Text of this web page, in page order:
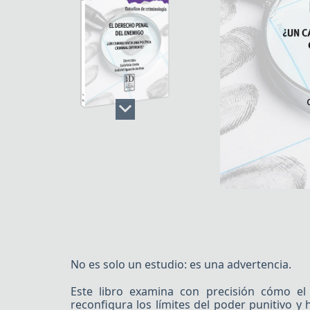
No es solo un estudio: es una advertencia.
Este libro examina con precisión cómo
reconfigura los límites del poder punitivo y